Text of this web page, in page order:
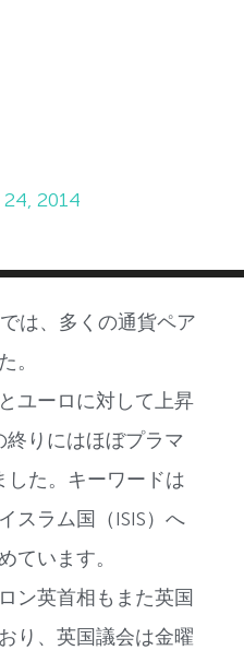
2014
は、多くの通貨ペア
。
ユーロに対して上昇
終りにはほぼプラマ
した。キーワードは
スラム国（ISIS）へ
ています。
ン英首相もまた英国
り、英国議会は金曜